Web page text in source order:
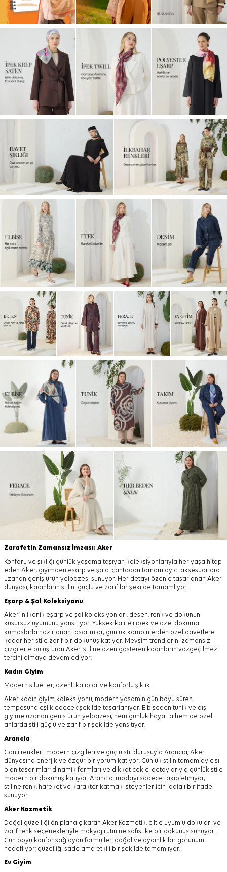
Zarafetin Zamansız İmzası: Aker
Konforu ve şıklığı günlük yaşama taşıyan koleksiyonlarıyla her yaşa hitap
eden Aker; giyimden eşarp ve şala, çantadan tamamlayıcı aksesuarlara
uzanan geniş ürün yelpazesi sunuyor. Her detayı özenle tasarlanan Aker
dünyası, kadınların stilini güçlü ve zarif bir şekilde tamamlıyor.
Eşarp & Şal Koleksiyonu
Aker’in ikonik eşarp ve şal koleksiyonları, desen, renk ve dokunun
kusursuz uyumunu yansıtıyor. Yüksek kaliteli ipek ve özel dokuma
kumaşlarla hazırlanan tasarımlar; günlük kombinlerden özel davetlere
kadar her stile zarif bir dokunuş katıyor. Mevsim trendlerini zamansız
çizgilerle buluşturan Aker, stiline özen gösteren kadınların vazgeçilmez
tercihi olmaya devam ediyor.
Kadın Giyim
Modern siluetler, özenli kalıplar ve konforlu şıklık...
Aker kadın giyim koleksiyonu, modern yaşamın gün boyu süren
temposuna eşlik edecek şekilde tasarlanıyor. Elbiseden tunik ve dış
giyime uzanan geniş ürün yelpazesi; hem günlük hayatta hem de özel
anlarda stili güçlü ve zarif bir şekilde yansıtıyor.
Arancia
Canlı renkleri, modern çizgileri ve güçlü stil duruşuyla Arancia, Aker
dünyasına enerjik ve özgür bir yorum katıyor. Günlük stilin tamamlayıcısı
olan tasarımlar; dinamik formları ve dikkat çekici detaylarıyla günlük stile
modern bir dokunuş katıyor. Arancia, modayı sadece takip etmiyor;
stiline renk, hareket ve karakter katmak isteyenler için iddialı bir ifade
sunuyor.
Aker Kozmetik
Doğal güzelliği ön plana çıkaran Aker Kozmetik, ciltle uyumlu dokuları ve
zarif renk seçenekleriyle makyaj rutinine sofistike bir dokunuş sunuyor.
Gün boyu konfor sağlayan formüller, doğal ve aydınlık bir görünüm
hedefliyor; güzelliği sade ama etkili bir şekilde tamamlıyor.
Ev Giyim